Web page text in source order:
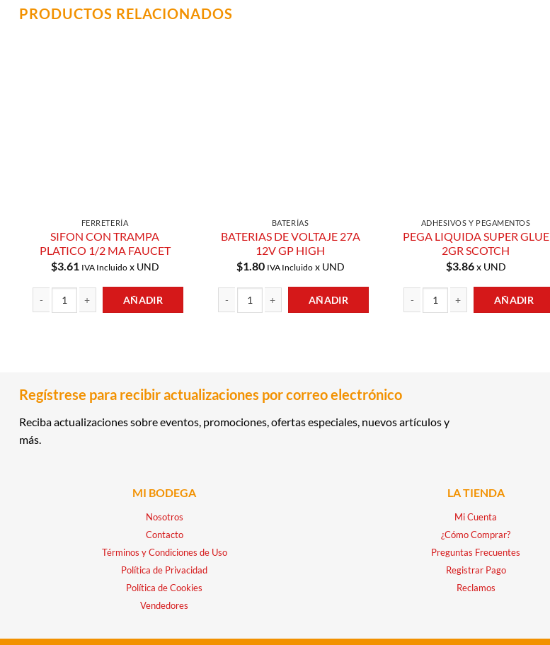
PRODUCTOS RELACIONADOS
FERRETERÍA
SIFON CON TRAMPA
PLATICO 1/2 MA FAUCET
$3.61 IVA Incluidox UND
AÑADIR
BATERÍAS
BATERIAS DE VOLTAJE 27A
12V GP HIGH
$1.80 IVA Incluidox UND
AÑADIR
ADHESIVOS Y PEGAMENTOS
PEGA LIQUIDA SUPER GLUE
2GR SCOTCH
$3.86x UND
AÑADIR
Regístrese para recibir actualizaciones por correo electrónico
Reciba actualizaciones sobre eventos, promociones, ofertas especiales, nuevos artículos y
más.
MI BODEGA
Nosotros
Contacto
Términos y Condiciones de Uso
Política de Privacidad
Política de Cookies
Vendedores
LA TIENDA
Mi Cuenta
¿Cómo Comprar?
Preguntas Frecuentes
Registrar Pago
Reclamos